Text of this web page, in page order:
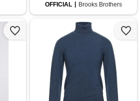
OFFICIAL
Brooks Brothers